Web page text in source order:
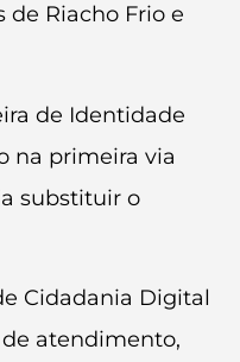
de Riacho Frio e
de Identidade
na primeira via
substituir o
Cidadania Digital
atendimento,